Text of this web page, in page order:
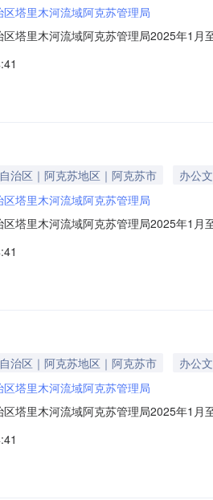
塔里木河流域阿克苏管理局
区塔里木河流域阿克苏管理局2025年1
购标的数量：3采购需求功能或目标：
治区｜阿克苏地区｜阿克苏市
办公
塔里木河流域阿克苏管理局
区塔里木河流域阿克苏管理局2025年1
标的数量：7采购需求功能或目标：办
情况
治区｜阿克苏地区｜阿克苏市
办公
塔里木河流域阿克苏管理局
区塔里木河流域阿克苏管理局2025年1
购标的数量：5采购需求功能或目标：